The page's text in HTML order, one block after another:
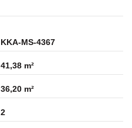
KKA-MS-4367
41,38 m²
36,20 m²
2